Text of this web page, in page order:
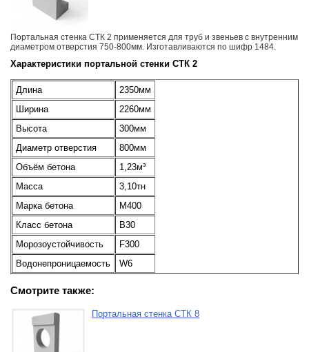
Портальная стенка СТК 2 применяется для труб и звеньев с внутренним
диаметром отверстия 750-800мм. Изготавливаются по шифр 1484.
Характеристики портальной стенки СТК 2
Длина
2350мм
Ширина
2260мм
Высота
300мм
Диаметр отверстия
800мм
Объём бетона
1,23м³
Масса
3,10тн
Марка бетона
М400
Класс бетона
В30
Морозоустойчивость
F300
Водонепроницаемость
W6
Смотрите также:
Портальная стенка СТК 8